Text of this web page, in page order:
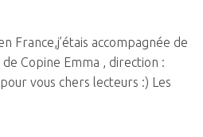
France,j’étais accompagnée de
de Copine Emma , direction :
vous chers lecteurs :) Les